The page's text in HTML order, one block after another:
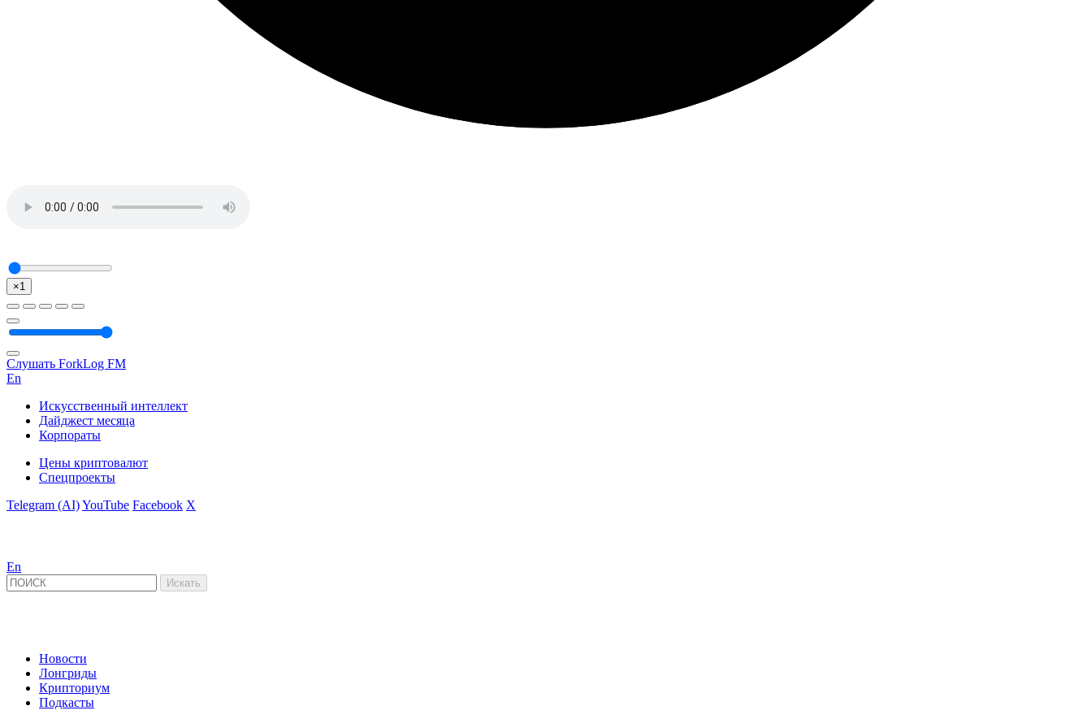
×1
Слушать ForkLog FM
En
Искусственный интеллект
Дайджест месяца
Корпораты
Цены криптовалют
Спецпроекты
Telegram (AI)YouTube Facebook X
En
Новости
Лонгриды
Крипториум
Подкасты